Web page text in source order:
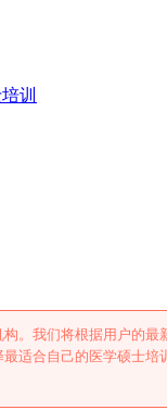
训
。我们将根据用户的
适合自己的医学硕士培